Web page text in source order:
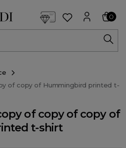
0
of copy of Hummingbird printed t-
of copy of copy of
t-shirt